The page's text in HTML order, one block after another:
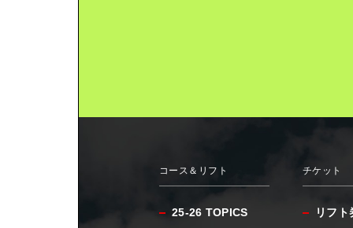
コース＆リフト
25-26 TOPICS
チケット
リフト